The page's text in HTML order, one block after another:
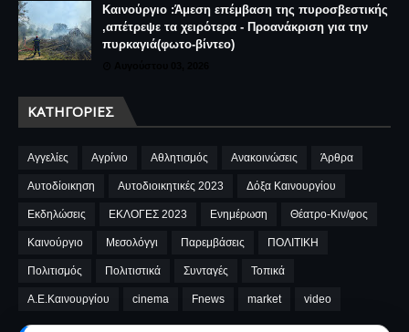
Καινούργιο :Άμεση επέμβαση της πυροσβεστικής
,απέτρεψε τα χειρότερα - Προανάκριση για την
πυρκαγιά(φωτο-βίντεο)
ΚΑΤΗΓΟΡΊΕΣ
Αγγελίες Αγρίνιο Αθλητισμός Ανακοινώσεις Άρθρα
Αυτοδίοικηση Αυτοδιοικητικές 2023 Δόξα Καινουργίου
Εκδηλώσεις ΕΚΛΟΓΕΣ 2023 Ενημέρωση Θέατρο-Κιν/φος
Καινούργιο Μεσολόγγι Παρεμβάσεις ΠΟΛΙΤΙΚΗ
Πολιτισμός Πολιτιστικά Συνταγές Τοπικά
A.E.Καινουργίου cinema Fnews market video